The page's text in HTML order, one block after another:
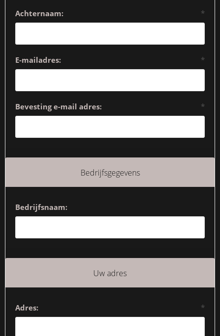
Achternaam: *
E-mailadres: *
Bevesting e-mail adres: *
Bedrijfsgegevens
Bedrijfsnaam:
Uw adres
Adres: *